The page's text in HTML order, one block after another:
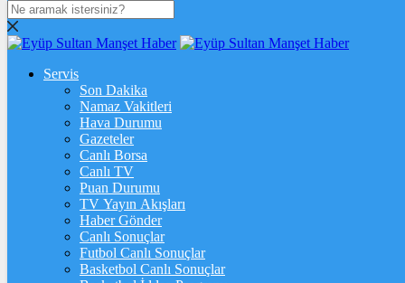
DOLAR
47,7111$% 0.16
EURO
% 0
STERLİN
% 0.09
GRAM ALTIN
%0,77
Servis
Son Dakika
Namaz Vakitleri
Hava Durumu
Gazeteler
Canlı Borsa
Canlı TV
Puan Durumu
TV Yayın Akışları
Haber Gönder
Canlı Sonuçlar
Futbol Canlı Sonuçlar
Basketbol Canlı Sonuçlar